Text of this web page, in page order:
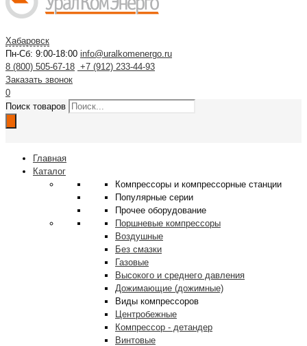
Хабаровск
Пн-Сб: 9:00-18:00 info@uralkomenergo.ru
8 (800) 505-67-18 +7 (912) 233-44-93
Заказать звонок
0
Поиск товаров
Главная
Каталог
Компрессоры и компрессорные станции
Популярные серии
Прочее оборудование
Поршневые компрессоры
Воздушные
Без смазки
Газовые
Высокого и среднего давления
Дожимающие (дожимные)
Виды компрессоров
Центробежные
Компрессор - детандер
Винтовые